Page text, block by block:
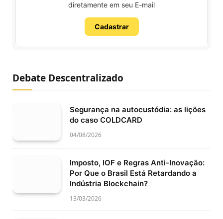
diretamente em seu E-mail
Cadastrar
Debate Descentralizado
Segurança na autocustódia: as lições
do caso COLDCARD
04/08/2026
Imposto, IOF e Regras Anti-Inovação:
Por Que o Brasil Está Retardando a
Indústria Blockchain?
13/03/2026